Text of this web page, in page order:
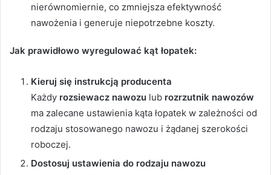
nierównomiernie, co zmniejsza efektywność
nawożenia i generuje niepotrzebne koszty.
Jak prawidłowo wyregulować kąt łopatek:
Kieruj się instrukcją producenta
Każdy rozsiewacz nawozu lub rozrzutnik nawozów
ma zalecane ustawienia kąta łopatek w zależności od
rodzaju stosowanego nawozu i żądanej szerokości
roboczej.
Dostosuj ustawienia do rodzaju nawozu